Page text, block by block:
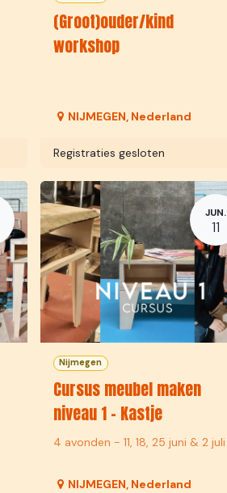
(Groot)ouder/kind
workshop
NIJMEGEN Nederland
Registraties gesloten
JUN.
11
Nijmegen
Cursus meubel maken
niveau 1 - Kastje
4 avonden - 11, 18, 25 juni & 2 juli
NIJMEGEN, Nederland